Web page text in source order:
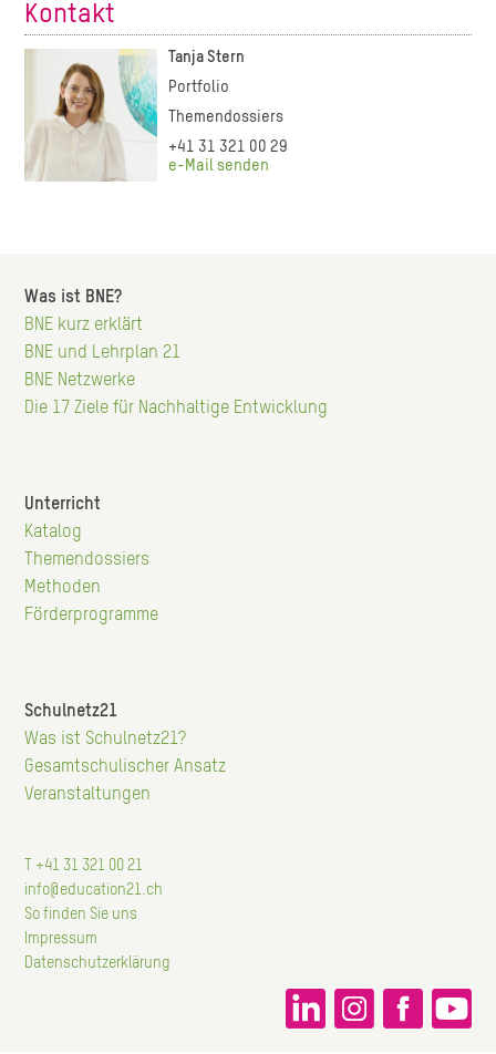
Kontakt
Tanja Stern
Portfolio
Themendossiers
+41 31 321 00 29
e-Mail senden
Hauptnavigation
Was ist BNE?
BNE kurz erklärt
BNE und Lehrplan 21
BNE Netzwerke
Die 17 Ziele für Nachhaltige Entwicklung
Hauptnavigation
Unterricht
Katalog
Themendossiers
Methoden
Förderprogramme
Hauptnavigation
Schulnetz21
Was ist Schulnetz21?
Gesamtschulischer Ansatz
Veranstaltungen
T +41 31 321 00 21
info@education21.ch
So finden Sie uns
Impressum
Datenschutzerklärung